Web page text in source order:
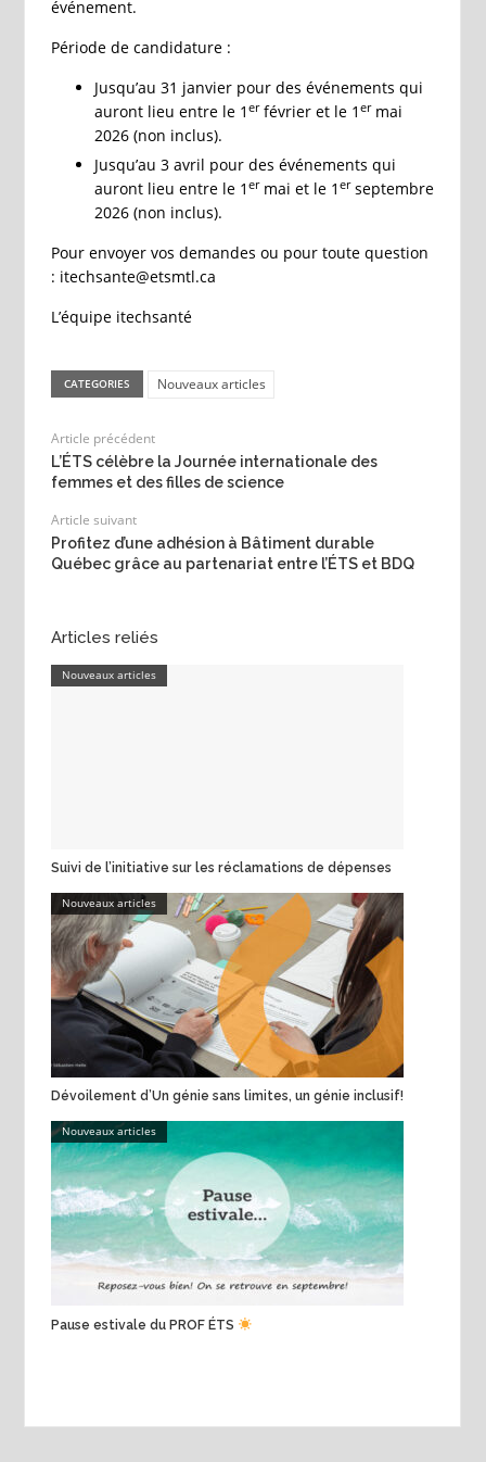
événement.
Période de candidature :
Jusqu’au 31 janvier pour des événements qui
auront lieu entre le 1 erfévrier et le 1 ermai
2026 (non inclus).
Jusqu’au 3 avril pour des événements qui
auront lieu entre le 1 ermai et le 1 erseptembre
2026 (non inclus).
Pour envoyer vos demandes ou pour toute question
: itechsante@etsmtl.ca
L’équipe itechsanté
CATEGORIES Nouveaux articles
Article précédent
L’ÉTS célèbre la Journée internationale des
femmes et des filles de science
Article suivant
Profitez d’une adhésion à Bâtiment durable
Québec grâce au partenariat entre l’ÉTS et BDQ
Articles reliés
Nouveaux articles
Suivi de l’initiative sur les réclamations de dépenses
Nouveaux articles
Dévoilement d’Un génie sans limites, un génie inclusif!
Nouveaux articles
Pause estivale du PROF ÉTS